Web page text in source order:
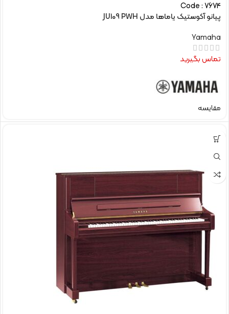
Code : 7674
پیانو آکوستیک یاماها مدل JU109 PWH
Yamaha
تماس بگیرید
مقایسه